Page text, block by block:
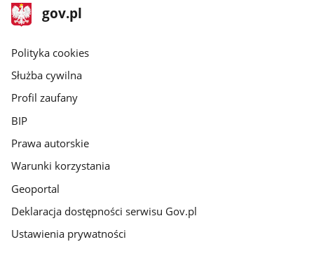
stopka
gov.pl
Strona
gov.pl
gov.pl
Polityka cookies
Służba cywilna
Profil zaufany
BIP
Prawa autorskie
Warunki korzystania
Geoportal
Deklaracja dostępności serwisu Gov.pl
Ustawienia prywatności